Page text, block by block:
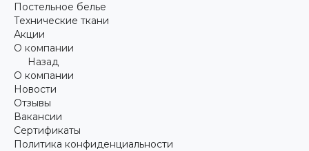
Постельное белье
Технические ткани
Акции
О компании
Назад
О компании
Новости
Отзывы
Вакансии
Сертификаты
Политика конфиденциальности